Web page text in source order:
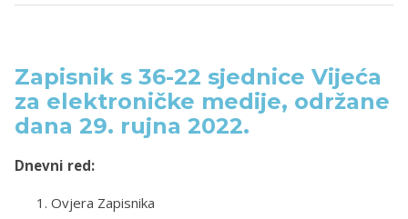
Zapisnik s 36-22 sjednice Vijeća
za elektroničke medije, održane
dana 29. rujna 2022.
Dnevni red:
Ovjera Zapisnika